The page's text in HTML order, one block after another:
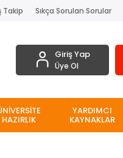
Takip Sıkça Sorulan Sorular
Giriş Yap
Üye Ol
HAZIRLIK
YARDIMCI
KAYNAKLAR